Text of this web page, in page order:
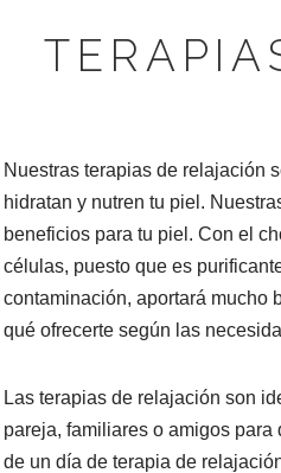
Nuestras terapias de relajación
hidratan y nutren tu piel.
beneficios para tu piel. Con el
células, puesto que es
contaminación, aportará mucho
qué ofrecerte según las
Las terapias de relajación son
pareja, familiares o amigos
de un día de terapia de